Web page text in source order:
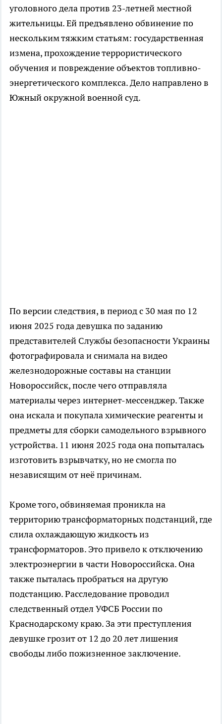
уголовного дела против 23-летней местной
жительницы. Ей предъявлено обвинение по
нескольким тяжким статьям: государственная
измена, прохождение террористического
обучения и повреждение объектов топливно-
энергетического комплекса. Дело направлено в
Южный окружной военной суд.
По версии следствия, в период с 30 мая по 12
июня 2025 года девушка по заданию
представителей Службы безопасности Украины
фотографировала и снимала на видео
железнодорожные составы на станции
Новороссийск, после чего отправляла
материалы через интернет-мессенджер. Также
она искала и покупала химические реагенты и
предметы для сборки самодельного взрывного
устройства. 11 июня 2025 года она попыталась
изготовить взрывчатку, но не смогла по
независящим от неё причинам.
Кроме того, обвиняемая проникла на
территорию трансформаторных подстанций, где
слила охлаждающую жидкость из
трансформаторов. Это привело к отключению
электроэнергии в части Новороссийска. Она
также пыталась пробраться на другую
подстанцию. Расследование проводил
следственный отдел УФСБ России по
Краснодарскому краю. За эти преступления
девушке грозит от 12 до 20 лет лишения
свободы либо пожизненное заключение.